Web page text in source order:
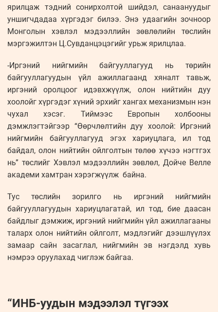
ярилцаж тэдний сонирхолтой шийдэл, санаануудыг
уншигчдадаа хүргэдэг билээ. Энэ удаагийн зочноор
Монголын хэвлэл мэдээллийн зөвлөлийн төслийн
мэргэжилтэн Ц.Сувданцэцэгийг урьж ярилцлаа.
-Иргэний нийгмийн байгууллагууд нь төрийн
байгууллагуудын үйл ажиллагаанд хяналт тавьж,
иргэний оролцоог идэвхжүүлж, олон нийтийн дуу
хоолойг хүргэдэг хүний эрхийг хангах механизмын нэн
чухал хэсэг. Тиймээс Европын холбооны
дэмжлэгтэйгээр “Өөрчлөлтийн дуу хоолой: Иргэний
нийгмийн байгууллагууд эгэх хариуцлага, ил тод
байдал, олон нийтийн ойлголтын төлөө хүчээ нэгтгэх
нь” төслийг Хэвлэл мэдээллийн зөвлөл, Дойче Велле
академи хамтран хэрэгжүүлж байна.
Тус төслийн зорилго нь иргэний нийгмийн
байгууллагуудын хариуцлагатай, ил тод, бие даасан
байдлыг дэмжиж, иргэний нийгмийн үйл ажиллагааны
таларх олон нийтийн ойлголт, мэдлэгийг дээшлүүлэх
замаар сайн засаглал, нийгмийн эв нэгдэлд хувь
нэмрээ оруулахад чиглэж байгаа.
“ИНБ-уудын мэдээлэл түгээх